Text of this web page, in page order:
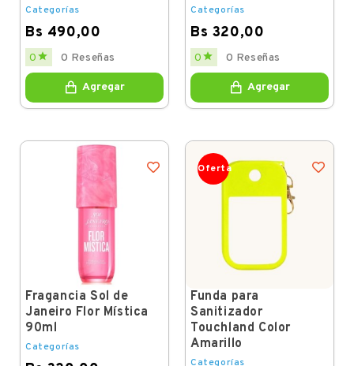
Categorías
Bs 490,00
Price
0  0 Reseñas
Agregar
Categorías
Bs 320,00
Price
0  0 Reseñas
Agregar
Fragancia Sol de
Janeiro Flor Mística
90ml
Categorías
Oferta
Funda para
Sanitizador
Touchland Color
Amarillo
Categorías